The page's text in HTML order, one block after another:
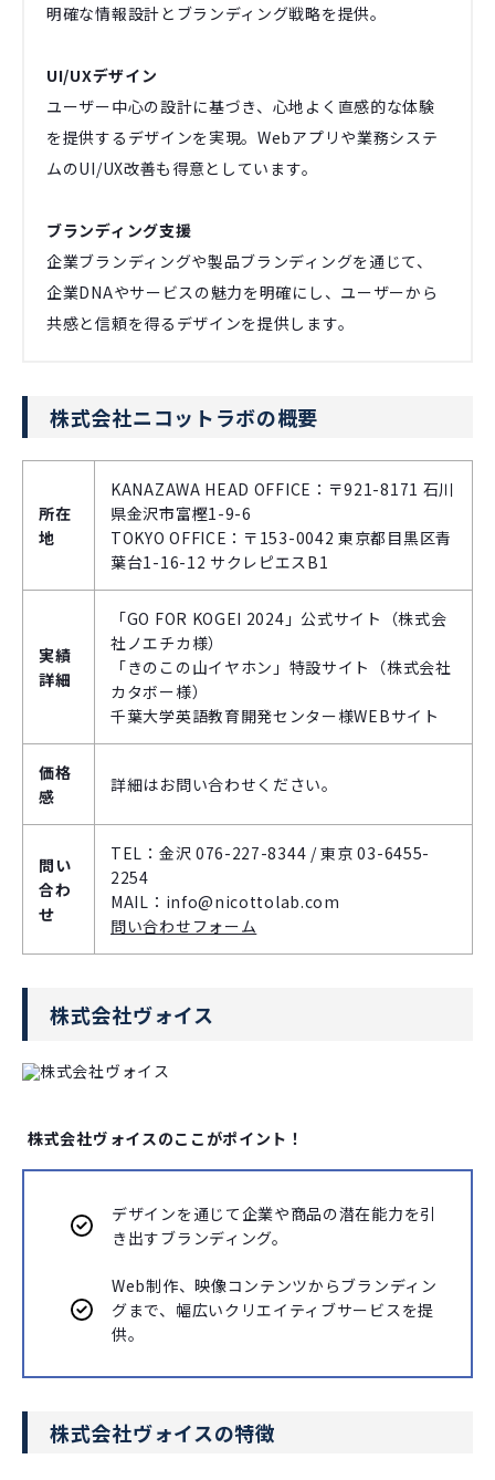
明確な情報設計とブランディング戦略を提供。
UI/UXデザイン
ユーザー中心の設計に基づき、心地よく直感的な体験
を提供するデザインを実現。Webアプリや業務システ
ムのUI/UX改善も得意としています。
ブランディング支援
企業ブランディングや製品ブランディングを通じて、
企業DNAやサービスの魅力を明確にし、ユーザーから
共感と信頼を得るデザインを提供します。
株式会社ニコットラボの概要
所在
地
KANAZAWA HEAD OFFICE：〒921-8171 石川
県金沢市富樫1-9-6
TOKYO OFFICE：〒153-0042 東京都目黒区青
葉台1-16-12 サクレピエスB1
実績
詳細
「GO FOR KOGEI 2024」公式サイト（株式会
社ノエチカ様）
「きのこの山イヤホン」特設サイト（株式会社
カタボー様）
千葉大学英語教育開発センター様WEBサイト
価格
感
詳細はお問い合わせください。
問い
合わ
せ
TEL：金沢 076-227-8344 / 東京 03-6455-
2254
MAIL：info@nicottolab.com
問い合わせフォーム
株式会社ヴォイス
株式会社ヴォイスのここがポイント！
デザインを通じて企業や商品の潜在能力を引
き出すブランディング。
Web制作、映像コンテンツからブランディン
グまで、幅広いクリエイティブサービスを提
供。
株式会社ヴォイスの特徴